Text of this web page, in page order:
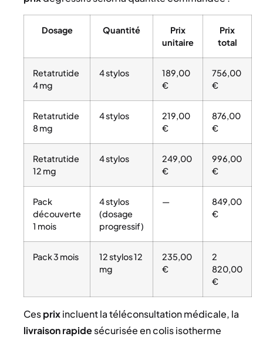
Dosage Quantité
Prix
unitaire
Prix
total
Retatrutide
4 mg
4 stylos
189,00
€
756,00
€
Retatrutide
8 mg
4 stylos
219,00
€
876,00
€
Retatrutide
12 mg
4 stylos
249,00
€
996,00
€
Pack
découverte
1 mois
4 stylos
(dosage
progressif)
—
849,00
€
Pack 3 mois
12 stylos 12
mg
235,00
€
2
820,00
€
Cesprixincluent la téléconsultation médicale, la
livraison rapidesécurisée en colis isotherme